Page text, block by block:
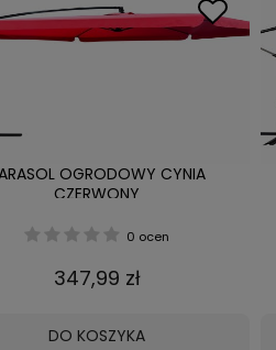
OGRODOWY CYNIA
CZERWONY
0 ocen
347,99 zł
DO KOSZYKA